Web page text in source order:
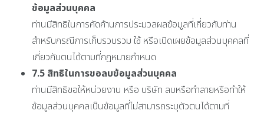
ข้อมูลส่วนบุคคล
ท่านมีสิทธิในการคัดค้านการประมวลผลข้อมูลที่เกี่ยวกับท่าน
สำหรับกรณีการเก็บรวบรวม ใช้ หรือเปิดเผยข้อมูลส่วนบุคคลที่
เกี่ยวกับตนได้ตามที่กฎหมายกำหนด
7.5 สิทธิในการขอลบข้อมูลส่วนบุคคล
ท่านมีสิทธิขอให้หน่วยงาน หรือ บริษัท ลบหรือทำลายหรือทำให้
ข้อมูลส่วนบุคคลเป็นข้อมูลที่ไม่สามารถระบุตัวตนได้ตามที่